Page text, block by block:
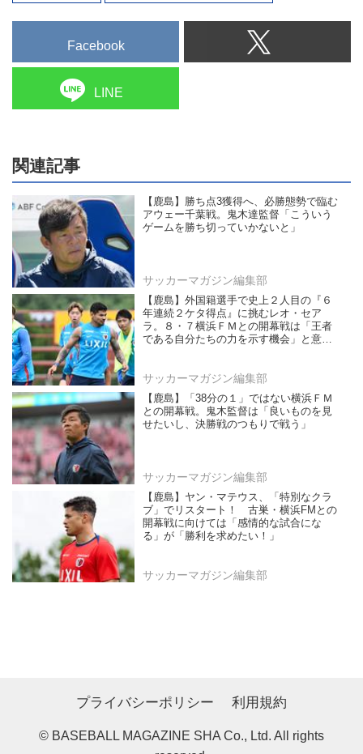
Facebook
LINE
関連記事
【鹿島】勝ち点3獲得へ、必勝態勢で臨む
アウェー千葉戦。鬼木達監督「こういう
ゲームを勝ち切っていかないと」
サッカーマガジン編集部
【鹿島】外国籍選手で史上２人目の『６
年連続２ケタ得点』に挑むレオ・セア
ラ。８・７横浜ＦＭとの開幕戦は「王者
である自分たちの力を示す機会」と意気
サッカーマガジン編集部
【鹿島】「38分の１」ではない横浜ＦＭ
との開幕戦。鬼木監督は「良いものを見
せたいし、決勝戦のつもりで戦う」
サッカーマガジン編集部
【鹿島】ヤン・マテウス、「特別なクラ
ブ」でリスタート！ 古巣・横浜FMとの
開幕戦に向けては「感情的な試合にな
る」が「勝利を求めたい！」
サッカーマガジン編集部
プライバシーポリシー 利用規約
© BASEBALL MAGAZINE SHA Co., Ltd. All rights